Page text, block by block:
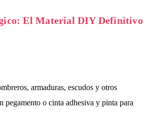
El Material DIY Definitivo
armaduras, escudos y otros
pegamento o cinta adhesiva y pinta para